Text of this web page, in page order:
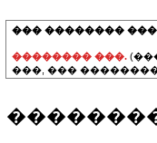
��� ��������
�������� ���.
���, ���